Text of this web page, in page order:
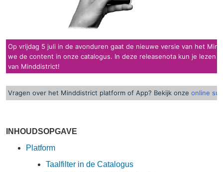
Op vrijdag 5 juli in de avonduren gaat de nieuwe versie van het
we de content in onze catalogus. In deze releasenota kun je lezen
van Minddistrict!
Vragen over het Minddistrict platform of App? Bekijk onze online
INHOUDSOPGAVE
Platform
Taalfilter in de Catalogus